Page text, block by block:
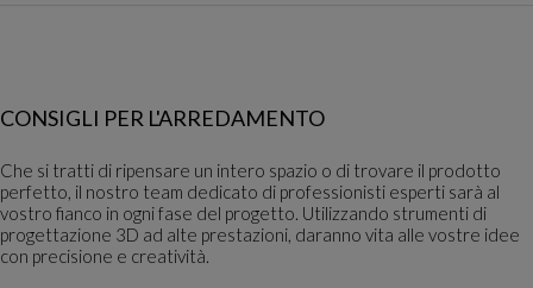
CONSIGLI PER L'ARREDAMENTO
Che si tratti di ripensare un intero spazio o di trovare il prodotto
perfetto, il nostro team dedicato di professionisti esperti sarà al
vostro fianco in ogni fase del progetto. Utilizzando strumenti di
progettazione 3D ad alte prestazioni, daranno vita alle vostre idee
con precisione e creatività.